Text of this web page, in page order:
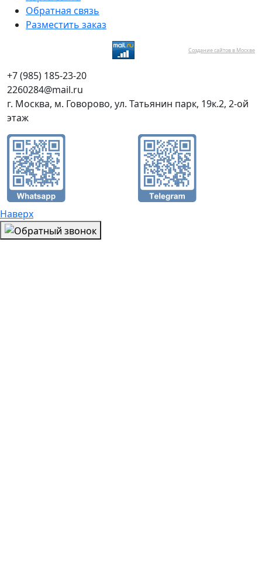
Обратная связь
Разместить заказ
Создание сайтов в Москве
+7 (985) 185-23-20
2260284@mail.ru
г. Москва, м. Говорово, ул. Татьянин парк, 19к.2, 2-ой
этаж
Наверх